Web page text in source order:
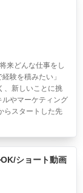
来どんな仕事をし
験を積みたい」
、新しいことに挑
やマーケティング
らスタートした先
ショート動画